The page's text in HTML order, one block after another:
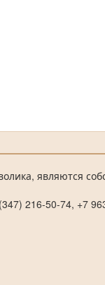
являются
216-50-74, +7